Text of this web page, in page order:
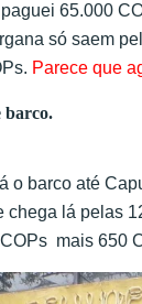
65.000
só saem
Parece que
barco.
o barco até
chega lá pelas
mais 650